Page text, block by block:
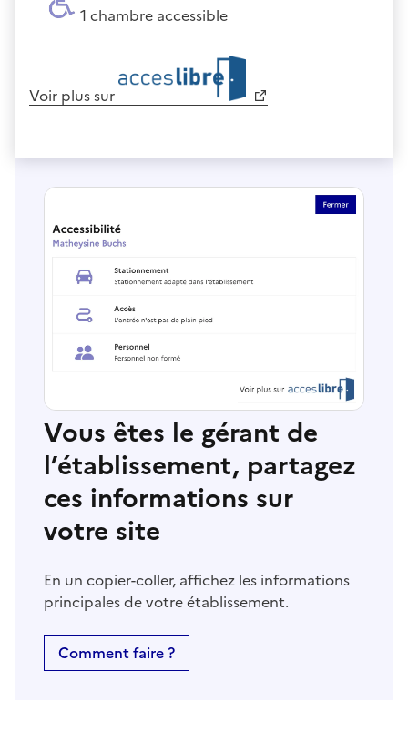
1 chambre accessible
Voir plus sur
Vous êtes le gérant de
l’établissement, partagez
ces informations sur
votre site
En un copier-coller, affichez les informations
principales de votre établissement.
Comment faire ?